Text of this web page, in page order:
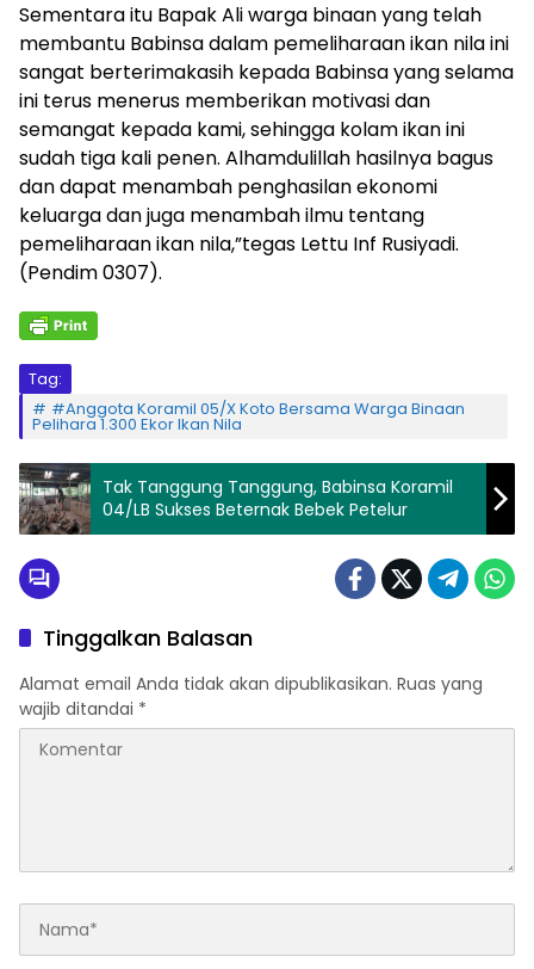
Sementara itu Bapak Ali warga binaan yang telah
membantu Babinsa dalam pemeliharaan ikan nila ini
sangat berterimakasih kepada Babinsa yang selama
ini terus menerus memberikan motivasi dan
semangat kepada kami, sehingga kolam ikan ini
sudah tiga kali penen. Alhamdulillah hasilnya bagus
dan dapat menambah penghasilan ekonomi
keluarga dan juga menambah ilmu tentang
pemeliharaan ikan nila,”tegas Lettu Inf Rusiyadi.
(Pendim 0307).
Tag:
#Anggota Koramil 05/X Koto Bersama Warga Binaan
Pelihara 1.300 Ekor Ikan Nila
Tak Tanggung Tanggung, Babinsa Koramil
04/LB Sukses Beternak Bebek Petelur
Tinggalkan Balasan
Alamat email Anda tidak akan dipublikasikan. Ruas yang
wajib ditandai *